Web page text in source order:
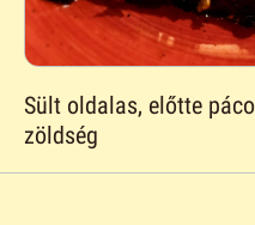
Sült oldalas, előtte
zöldség